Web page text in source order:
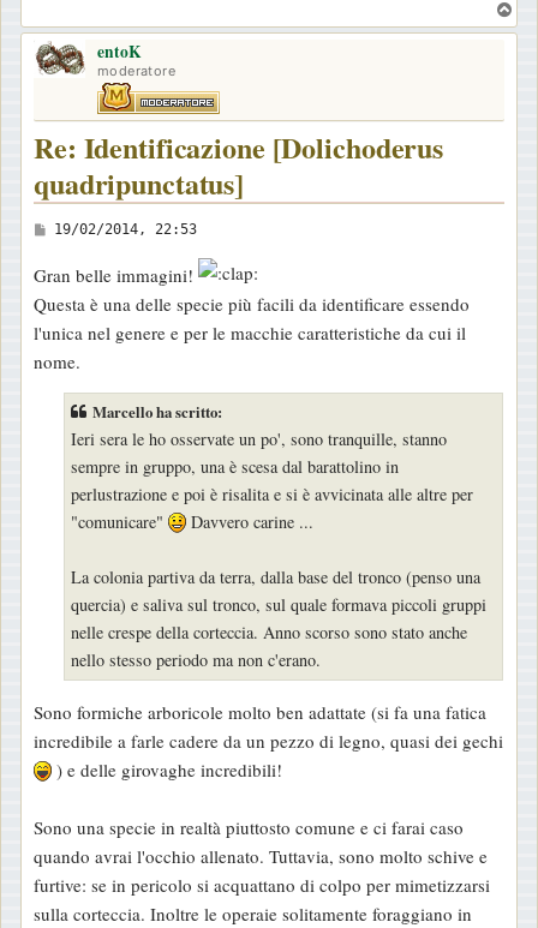
o
entoK
moderatore
Re: Identificazione [Dolichoderus
quadripunctatus]
M
s
s
a
g
19/02/2014, 22:53
Gran belle immagini!
Questa è una delle specie più facili da identificare essendo
l'unica nel genere e per le macchie caratteristiche da cui il
nome.
Marcello ha scritto:
Ieri sera le ho osservate un po', sono tranquille, stanno
sempre in gruppo, una è scesa dal barattolino in
perlustrazione e poi è risalita e si è avvicinata alle altre per
"comunicare"
Davvero carine ...
La colonia partiva da terra, dalla base del tronco (penso una
quercia) e saliva sul tronco, sul quale formava piccoli gruppi
nelle crespe della corteccia. Anno scorso sono stato anche
nello stesso periodo ma non c'erano.
Sono formiche arboricole molto ben adattate (si fa una fatica
incredibile a farle cadere da un pezzo di legno, quasi dei gechi
) e delle girovaghe incredibili!
Sono una specie in realtà piuttosto comune e ci farai caso
quando avrai l'occhio allenato. Tuttavia, sono molto schive e
furtive: se in pericolo si acquattano di colpo per mimetizzarsi
sulla corteccia. Inoltre le operaie solitamente foraggiano in